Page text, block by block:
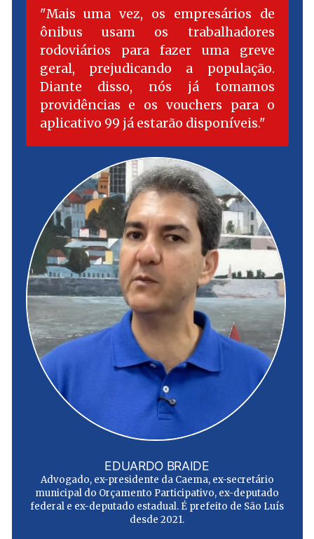
Mais uma vez, os empresários de
ônibus usam os trabalhadores
rodoviários para fazer uma greve
geral, prejudicando a população.
Diante disso, nós já tomamos
providências e os vouchers para o
aplicativo 99 já estarão disponíveis.
EDUARDO BRAIDE
Advogado, ex-presidente da Caema, ex-secretário
municipal do Orçamento Participativo, ex-deputado
federal e ex-deputado estadual. É prefeito de São Luís
desde 2021.